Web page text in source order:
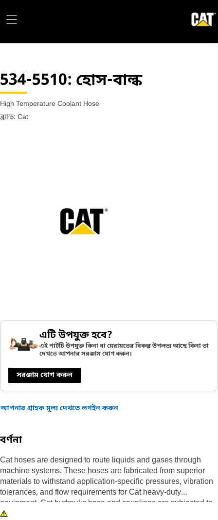
534-5510: হোস-বাল্ক
High Temperature Coolant Hose
ব্র্যান্ড: Cat
এটি উপযুক্ত হবে?
এই পার্টটি উপযুক্ত কিনা বা মেরামতের বিকল্প উপলভ্য আছে কিনা তা
দেখতে আপনার সরঞ্জাম যোগ করুন।
সরঞ্জাম যোগ করুন
আপনার গ্রাহক মূল্য দেখতে লগইন করুন
বর্ণনা
Cat hoses are designed to route liquids and gases through
machine systems. These hoses are fabricated from superior
materials to withstand application-specific pressures, vibration
tolerances, and flow requirements for Cat heavy-duty
equipment. Cat hydraulic hose and couplings are subjected to
the most rigorous testing processes in the industry.